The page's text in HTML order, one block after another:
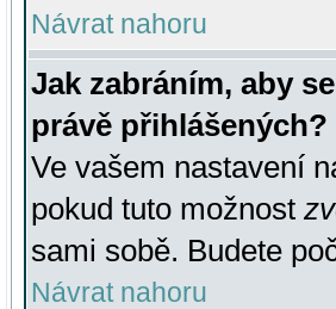
Návrat nahoru
Jak zabráním, aby
právě přihlášených?
Ve vašem nastavení
pokud tuto možnost
sami sobě. Budete
Návrat nahoru